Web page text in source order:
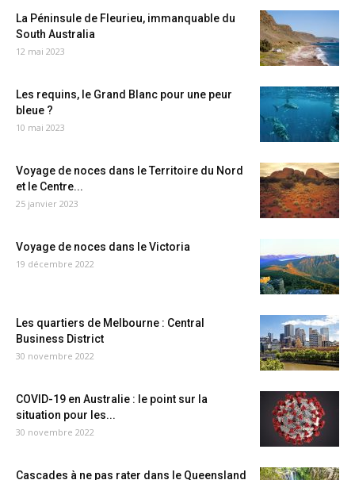
La Péninsule de Fleurieu, immanquable du
South Australia
12 mai 2023
Les requins, le Grand Blanc pour une peur
bleue ?
10 mai 2023
Voyage de noces dans le Territoire du Nord
et le Centre...
25 janvier 2023
Voyage de noces dans le Victoria
19 décembre 2022
Les quartiers de Melbourne : Central
Business District
30 novembre 2022
COVID-19 en Australie : le point sur la
situation pour les...
30 novembre 2022
Cascades à ne pas rater dans le Queensland